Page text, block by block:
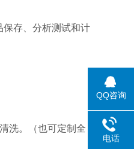
存、分析测试和计
洗。（也可定制全
QQ咨询
电话